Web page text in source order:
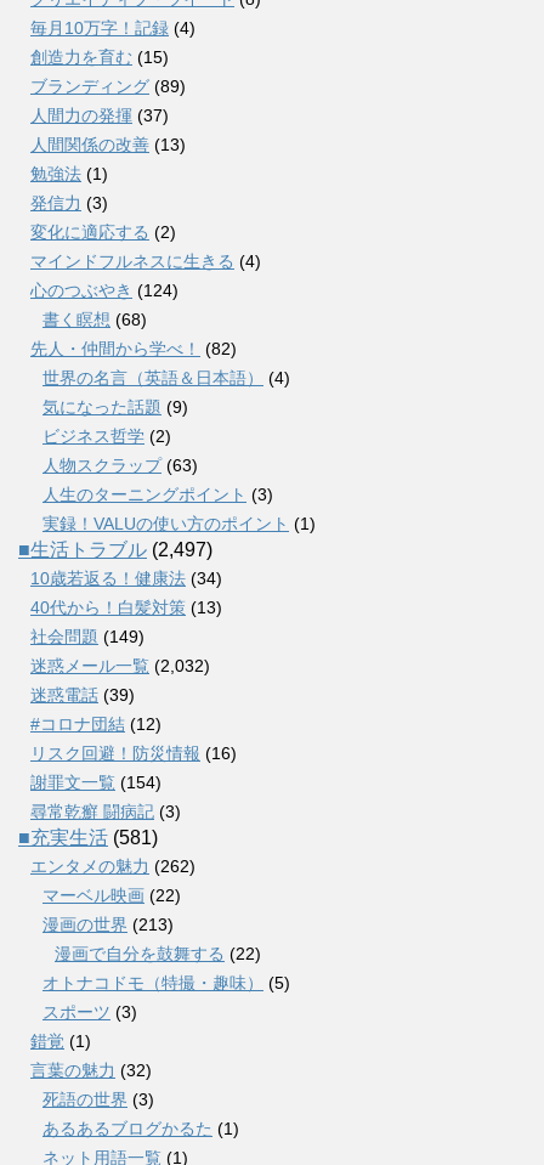
毎月10万字！記録 (4)
創造力を育む (15)
ブランディング (89)
人間力の発揮 (37)
人間関係の改善 (13)
勉強法 (1)
発信力 (3)
変化に適応する (2)
マインドフルネスに生きる (4)
心のつぶやき (124)
書く瞑想 (68)
先人・仲間から学べ！
(82)
世界の名言（英語＆日本語）
(4)
気になった話題 (9)
ビジネス哲学 (2)
人物スクラップ(63)
人生のターニングポイント (3)
実録！VALUの使い方のポイント (1)
■生活トラブル (2,497)
10歳若返る！健康法 (34)
40代から！白髪対策 (13)
社会問題 (149)
迷惑メール一覧 (2,032)
迷惑電話 (39)
#コロナ団結 (12)
リスク回避！防災情報 (16)
謝罪文一覧 (154)
尋常乾癬 闘病記 (3)
■充実生活 (581)
エンタメの魅力 (262)
マーベル映画 (22)
漫画の世界 (213)
漫画で自分を鼓舞する (22)
オトナコドモ（特撮・趣味）
(5)
スポーツ (3)
錯覚 (1)
言葉の魅力 (32)
死語の世界 (3)
あるあるブログかるた (1)
ネット用語一覧 (1)